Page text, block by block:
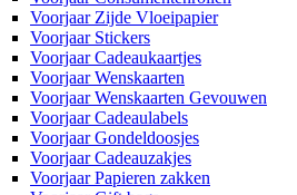
Voorjaar Zijde Vloeipapier
Voorjaar Stickers
Voorjaar Cadeaukaartjes
Voorjaar Wenskaarten
Voorjaar Wenskaarten Gevouwen
Voorjaar Cadeaulabels
Voorjaar Gondeldoosjes
Voorjaar Cadeauzakjes
Voorjaar Papieren zakken